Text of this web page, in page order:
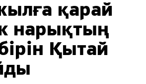
қарай
нарықтың
Қытай